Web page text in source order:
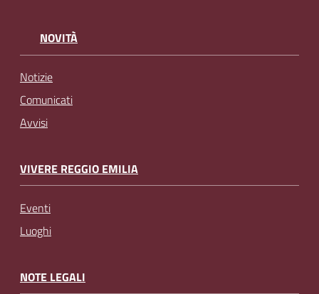
NOVITÀ
Notizie
Comunicati
Avvisi
VIVERE REGGIO EMILIA
Eventi
Luoghi
NOTE LEGALI